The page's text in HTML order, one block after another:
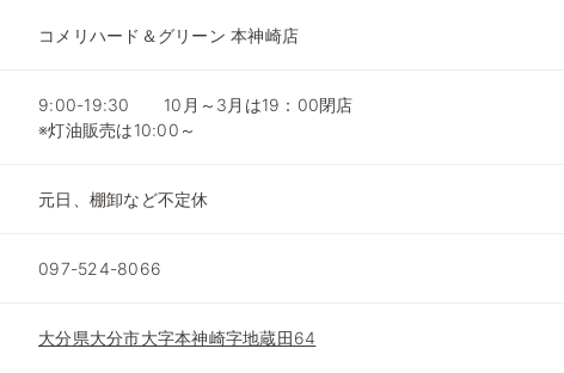
コメリハード＆グリーン 本神崎店
9:00-19:30 10月～3月は19：00閉店
※灯油販売は10:00～
元日、棚卸など不定休
097-524-8066
大分県大分市大字本神崎字地蔵田64